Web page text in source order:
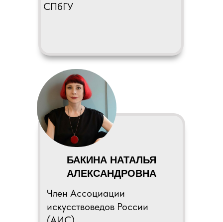
БАКИНА НАТАЛЬЯ
АЛЕКСАНДРОВНА
Член Ассоциации
искусствоведов России
СПбГУ